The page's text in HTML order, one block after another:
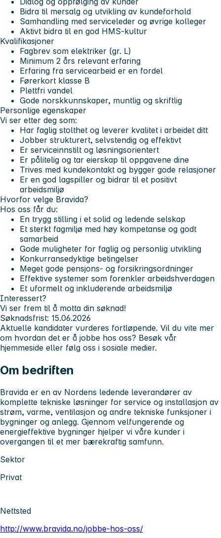
Bidra til mersalg og utvikling av kundeforhold
Samhandling med serviceleder og øvrige kolleger
Aktivt bidra til en god HMS-kultur
Kvalifikasjoner
Fagbrev som elektriker (gr. L)
Minimum 2 års relevant erfaring
Erfaring fra servicearbeid er en fordel
Førerkort klasse B
Plettfri vandel
Gode norskkunnskaper, muntlig og skriftlig
Personlige egenskaper
Vi ser etter deg som:
Har faglig stolthet og leverer kvalitet i arbeidet ditt
Jobber strukturert, selvstendig og effektivt
Er serviceinnstilt og løsningsorientert
Er pålitelig og tar eierskap til oppgavene dine
Trives med kundekontakt og bygger gode relasjoner
Er en god lagspiller og bidrar til et positivt
arbeidsmiljø
Hvorfor velge Bravida?
Hos oss får du:
En trygg stilling i et solid og ledende selskap
Et sterkt fagmiljø med høy kompetanse og godt
samarbeid
Gode muligheter for faglig og personlig utvikling
Konkurransedyktige betingelser
Meget gode pensjons- og forsikringsordninger
Effektive systemer som forenkler arbeidshverdagen
Et uformelt og inkluderende arbeidsmiljø
Interessert?
Vi ser frem til å motta din søknad!
Søknadsfrist: 15.06.2026
Aktuelle kandidater vurderes fortløpende. Vil du vite mer
om hvordan det er å jobbe hos oss? Besøk vår
hjemmeside eller følg oss i sosiale medier.
Om bedriften
Bravida er en av Nordens ledende leverandører av
komplette tekniske løsninger for service og installasjon av
strøm, varme, ventilasjon og andre tekniske funksjoner i
bygninger og anlegg. Gjennom velfungerende og
energieffektive bygninger hjelper vi våre kunder i
overgangen til et mer bærekraftig samfunn.
Sektor
Privat
Nettsted
http://www.bravida.no/jobbe-hos-oss/